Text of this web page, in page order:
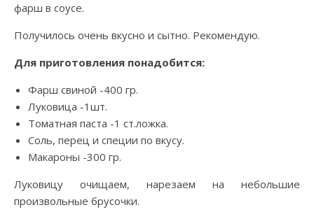
фарш в соусе.
Получилось очень вкусно и сытно. Рекомендую.
Для приготовления понадобится:
Фарш свиной -400 гр.
Луковица -1шт.
Томатная паста -1 ст.ложка.
Соль, перец и специи по вкусу.
Макароны -300 гр.
Луковицу очищаем, нарезаем на небольшие
произвольные брусочки.